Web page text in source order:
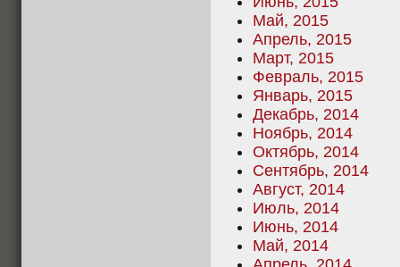
Май, 2015
Апрель, 2015
Март, 2015
Февраль, 2015
Январь, 2015
Декабрь, 2014
Ноябрь, 2014
Октябрь, 2014
Сентябрь, 2014
Август, 2014
Июль, 2014
Июнь, 2014
Май, 2014